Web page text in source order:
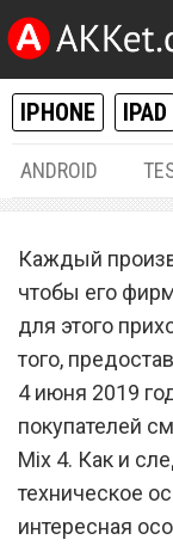
IPHONE IPAD
ANDROID
Xiaomi
Каждый
чтобы его
для этого
того,
4 июня 2019
покупателей
Mix 4. Как и
техническое
интересная